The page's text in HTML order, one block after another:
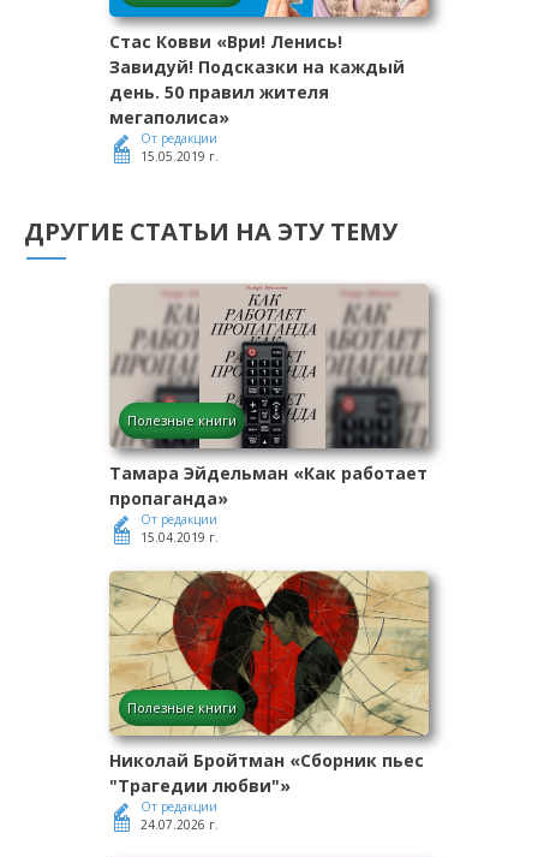
Стас Ковви «Ври! Ленись!
Завидуй! Подсказки на каждый
день. 50 правил жителя
мегаполиса»
От редакции
15.05.2019 г.
ДРУГИЕ СТАТЬИ НА ЭТУ ТЕМУ
Полезные книги
Тамара Эйдельман «Как работает
пропаганда»
От редакции
15.04.2019 г.
Полезные книги
Николай Бройтман «Сборник пьес
"Трагедии любви"»
От редакции
24.07.2026 г.